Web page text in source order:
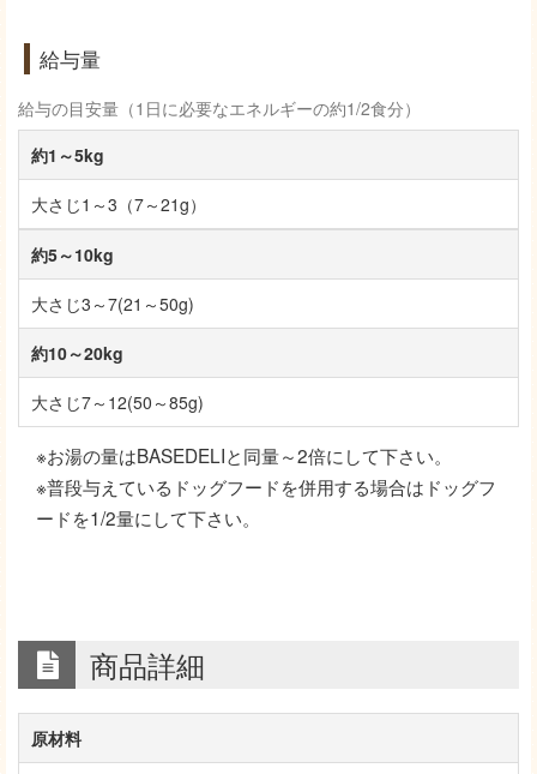
給与量
給与の目安量（1日に必要なエネルギーの約1/2食分）
約1～5kg
大さじ1～3（7～21g）
約5～10kg
大さじ3～7(21～50g)
約10～20kg
大さじ7～12(50～85g)
※お湯の量はBASEDELIと同量～2倍にして下さい。
※普段与えているドッグフードを併用する場合はドッグフ
ードを1/2量にして下さい。
商品詳細
原材料